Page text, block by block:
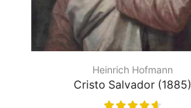
Heinrich Hofmann
Cristo Salvador (1885)